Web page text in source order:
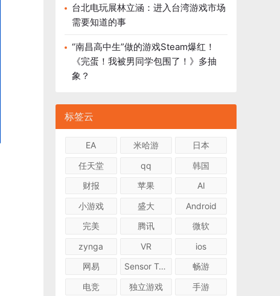
台北电玩展林立涵：进入台湾游戏市场
需要知道的事
“南昌高中生”做的游戏Steam爆红！
《完蛋！我被男同学包围了！》多抽
象？
标签云
EA 米哈游
日本
任天堂
qq
韩国
财报
苹果
AI
小游戏
盛大
Android
完美
腾讯
微软
zynga
VR
ios
网易
Sensor Tower
畅游
电竞
独立游戏
手游